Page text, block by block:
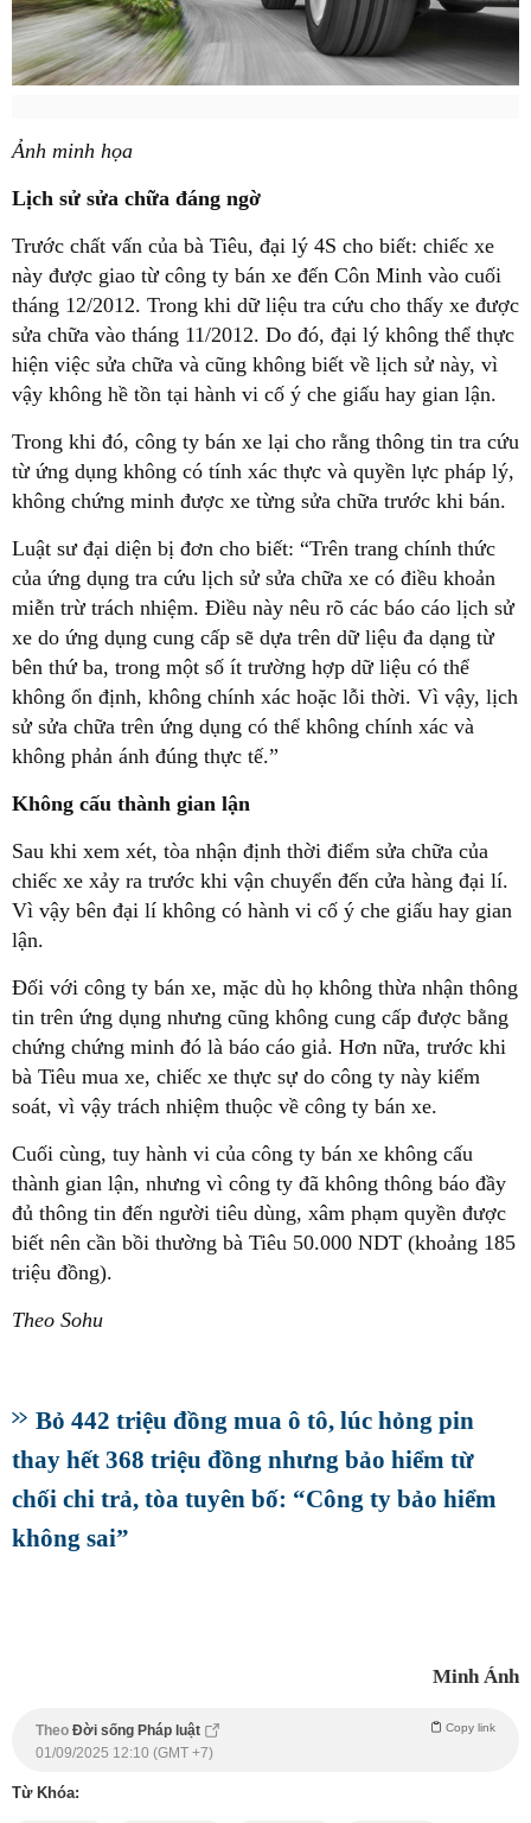
Ảnh minh họa
Lịch sử sửa chữa đáng ngờ
Trước chất vấn của bà Tiêu, đại lý 4S cho biết: chiếc xe
này được giao từ công ty bán xe đến Côn Minh vào cuối
tháng 12/2012. Trong khi dữ liệu tra cứu cho thấy xe được
sửa chữa vào tháng 11/2012. Do đó, đại lý không thể thực
hiện việc sửa chữa và cũng không biết về lịch sử này, vì
vậy không hề tồn tại hành vi cố ý che giấu hay gian lận.
Trong khi đó, công ty bán xe lại cho rằng thông tin tra cứu
từ ứng dụng không có tính xác thực và quyền lực pháp lý,
không chứng minh được xe từng sửa chữa trước khi bán.
Luật sư đại diện bị đơn cho biết: “Trên trang chính thức
của ứng dụng tra cứu lịch sử sửa chữa xe có điều khoản
miễn trừ trách nhiệm. Điều này nêu rõ các báo cáo lịch sử
xe do ứng dụng cung cấp sẽ dựa trên dữ liệu đa dạng từ
bên thứ ba, trong một số ít trường hợp dữ liệu có thể
không ổn định, không chính xác hoặc lỗi thời. Vì vậy, lịch
sử sửa chữa trên ứng dụng có thể không chính xác và
không phản ánh đúng thực tế.”
Không cấu thành gian lận
Sau khi xem xét, tòa nhận định thời điểm sửa chữa của
chiếc xe xảy ra trước khi vận chuyển đến cửa hàng đại lí.
Vì vậy bên đại lí không có hành vi cố ý che giấu hay gian
lận.
Đối với công ty bán xe, mặc dù họ không thừa nhận thông
tin trên ứng dụng nhưng cũng không cung cấp được bằng
chứng chứng minh đó là báo cáo giả. Hơn nữa, trước khi
bà Tiêu mua xe, chiếc xe thực sự do công ty này kiểm
soát, vì vậy trách nhiệm thuộc về công ty bán xe.
Cuối cùng, tuy hành vi của công ty bán xe không cấu
thành gian lận, nhưng vì công ty đã không thông báo đầy
đủ thông tin đến người tiêu dùng, xâm phạm quyền được
biết nên cần bồi thường bà Tiêu 50.000 NDT (khoảng 185
triệu đồng).
Theo Sohu
Bỏ 442 triệu đồng mua ô tô, lúc hỏng pin
thay hết 368 triệu đồng nhưng bảo hiểm từ
chối chi trả, tòa tuyên bố: “Công ty bảo hiểm
không sai”
Minh Ánh
Theo Đời sống Pháp luật Copy link
01/09/2025 12:10 (GMT +7)
Từ Khóa: